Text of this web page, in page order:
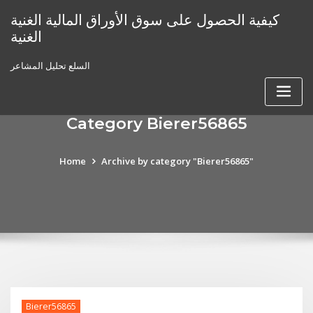
content
كيفية الحصول على سوق الأوراق المالية الغنية
الغنية
السلع تحليل المشاعر
Category Bierer56865
Home Archive by category "Bierer56865"
Bierer56865